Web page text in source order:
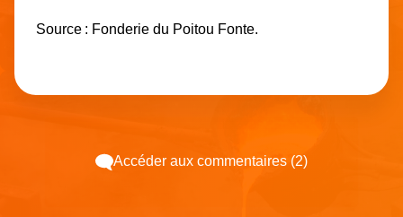
Source : Fonderie du Poitou Fonte.
Accéder aux commentaires (2)